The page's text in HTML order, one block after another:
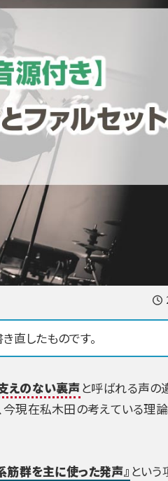
直したものです。
えのない裏声と呼ばれる声の
現在私木田の考えている理
筋群を主に使った発声』 という